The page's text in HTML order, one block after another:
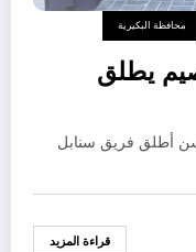
محافظة البكيرية
يطلق
أطلق فريق سنابل
قراءة المزيد